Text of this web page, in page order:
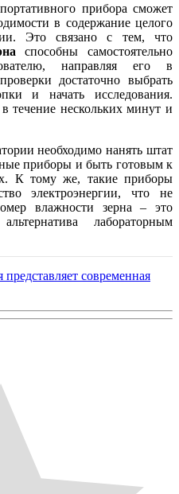
прибора сможет
в содержание целого
Это связано с тем, что
способны самостоятельно
направляя его в
достаточно выбрать
и начать исследования.
течение нескольких минут и
необходимо нанять штат
приборы и быть готовым к
К тому же, такие приборы
электроэнергии, что не
влажности зерна – это
лабораторным
представляет современная